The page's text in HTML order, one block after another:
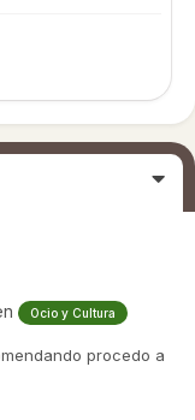
Ocio y Cultura
procedo a